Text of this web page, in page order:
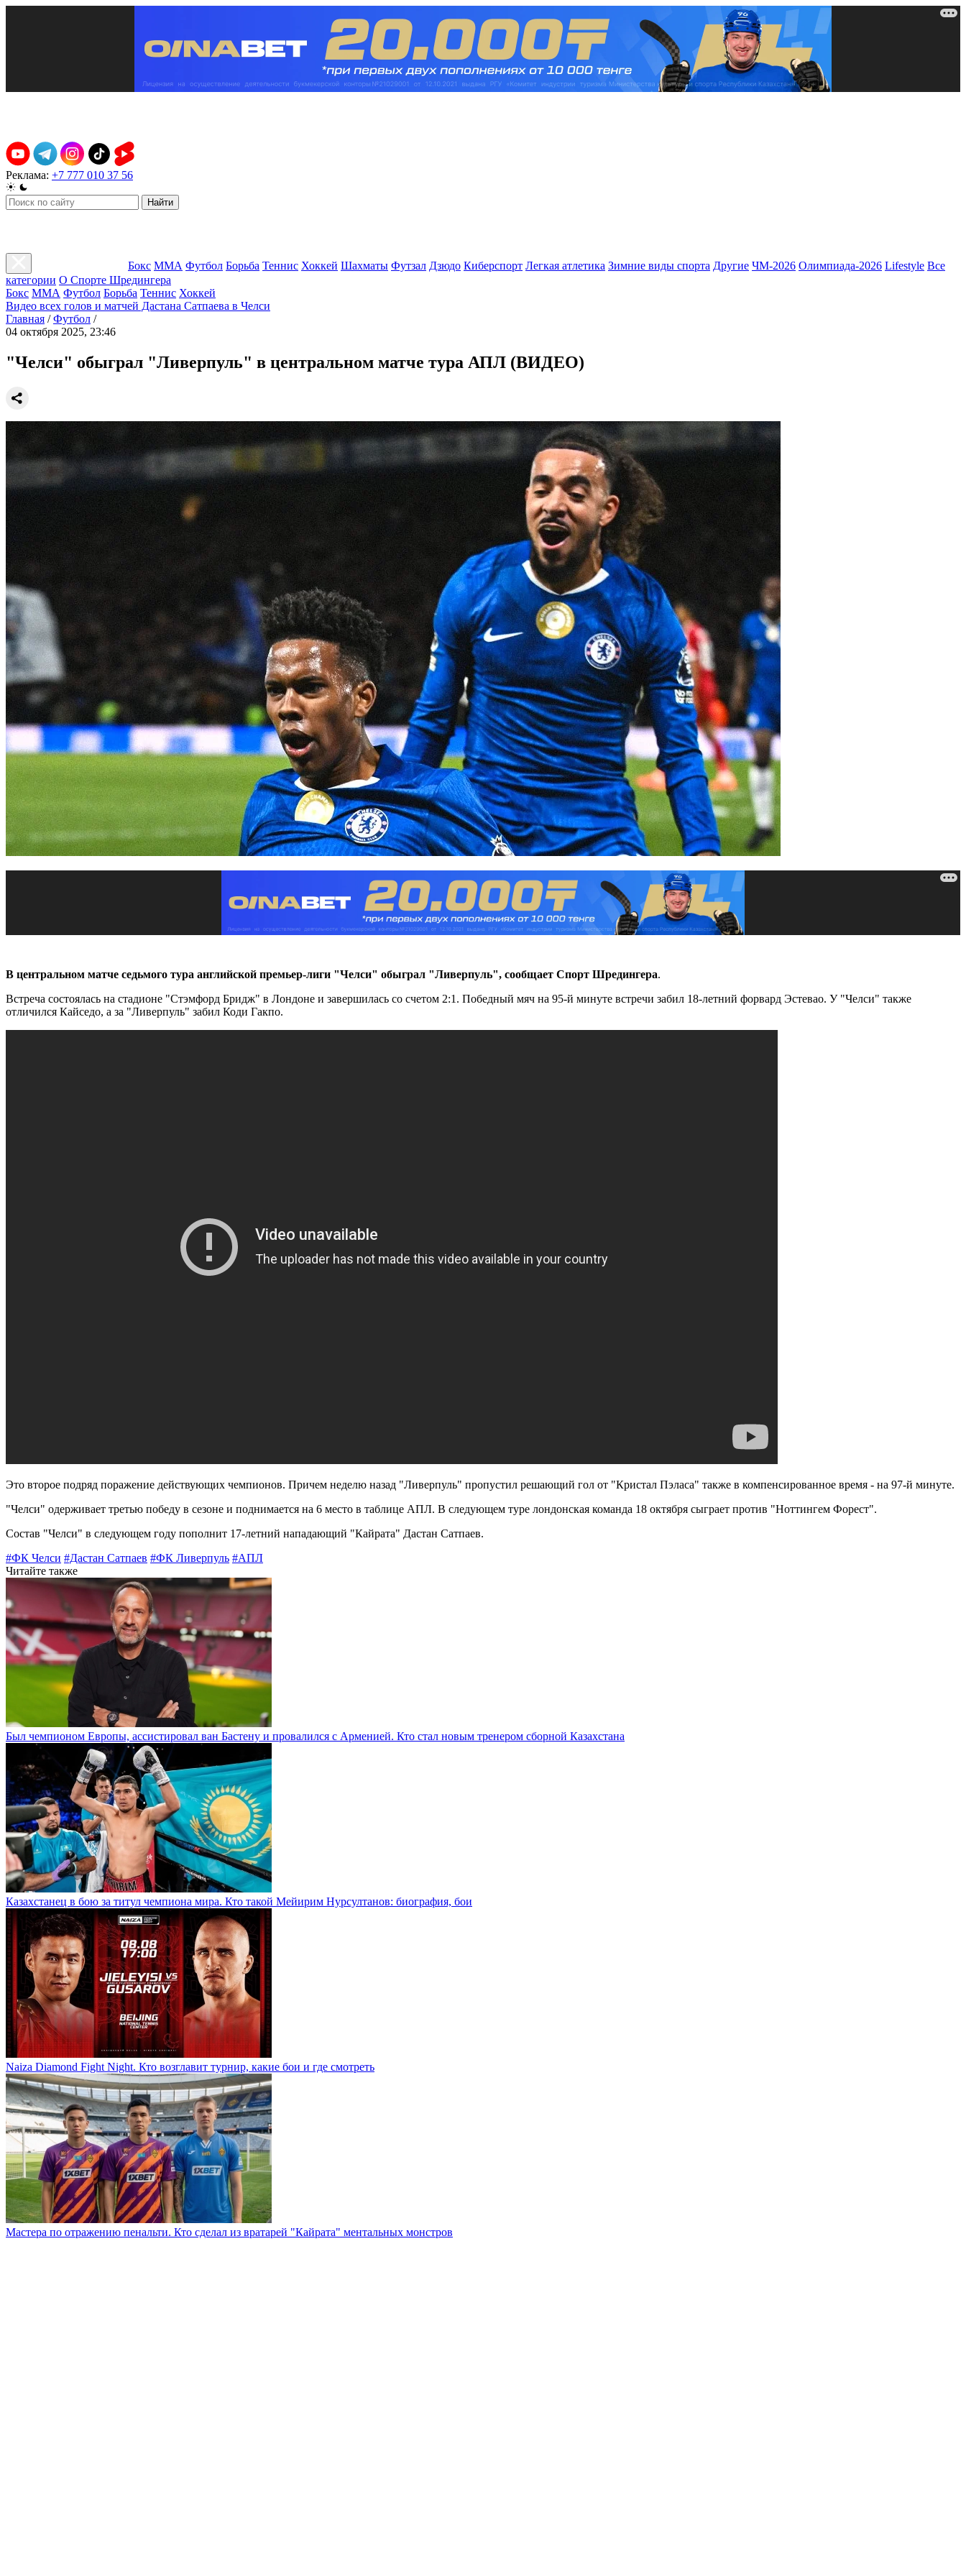
Реклама: +7 777 010 37 56
Найти
Бокс ММА Футбол Борьба Теннис Хоккей Шахматы Футзал Дзюдо Киберспорт Легкая атлетика Зимние виды спорта Другие ЧМ-2026 Олимпиада-2026 Lifestyle Все
категории О Спорте Шредингера
Бокс ММА Футбол Борьба Теннис Хоккей
Видео всех голов и матчей Дастана Сатпаева в Челси
Главная / Футбол /
04 октября 2025, 23:46
"Челси" обыграл "Ливерпуль" в центральном матче тура АПЛ (ВИДЕО)
В центральном матче седьмого тура английской премьер-лиги "Челси" обыграл "Ливерпуль", сообщает Спорт Шредингера.
Встреча состоялась на стадионе "Стэмфорд Бридж" в Лондоне и завершилась со счетом 2:1. Победный мяч на 95-й минуте встречи забил 18-летний форвард Эстевао. У "Челси" также
отличился Кайседо, а за "Ливерпуль" забил Коди Гакпо.
Это второе подряд поражение действующих чемпионов. Причем неделю назад "Ливерпуль" пропустил решающий гол от "Кристал Пэласа" также в компенсированное время - на 97-й минуте.
"Челси" одерживает третью победу в сезоне и поднимается на 6 место в таблице АПЛ. В следующем туре лондонская команда 18 октября сыграет против "Ноттингем Форест".
Состав "Челси" в следующем году пополнит 17-летний нападающий "Кайрата" Дастан Сатпаев.
#ФК Челси #Дастан Сатпаев #ФК Ливерпуль #АПЛ
Читайте также
Был чемпионом Европы, ассистировал ван Бастену и провалился с Арменией. Кто стал новым тренером сборной Казахстана
Казахстанец в бою за титул чемпиона мира. Кто такой Мейирим Нурсултанов: биография, бои
Naiza Diamond Fight Night. Кто возглавит турнир, какие бои и где смотреть
Мастера по отражению пенальти. Кто сделал из вратарей "Кайрата" ментальных монстров